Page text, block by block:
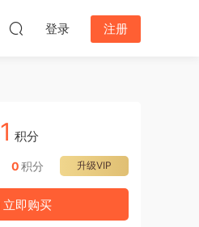
登录 注册
1 积分
升级VIP
0积分
立即购买